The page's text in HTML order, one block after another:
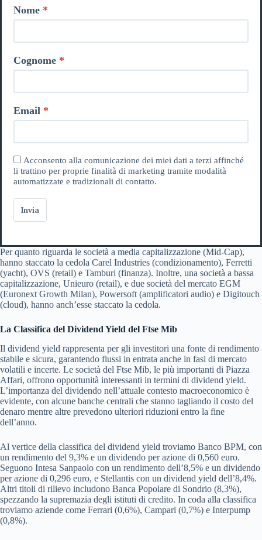
Nome
Cognome
Email
Acconsento alla comunicazione dei miei dati a terzi affinché
li trattino per proprie finalità di marketing tramite modalità
automatizzate e tradizionali di contatto.
Invia
Per quanto riguarda le società a media capitalizzazione (Mid-Cap),
hanno staccato la cedola Carel Industries (condizionamento), Ferretti
(yacht), OVS (retail) e Tamburi (finanza). Inoltre, una società a bassa
capitalizzazione, Unieuro (retail), e due società del mercato EGM
(Euronext Growth Milan), Powersoft (amplificatori audio) e Digitouch
(cloud), hanno anch’esse staccato la cedola.
La Classifica del Dividend Yield del Ftse Mib
Il dividend yield rappresenta per gli investitori una fonte di rendimento
stabile e sicura, garantendo flussi in entrata anche in fasi di mercato
volatili e incerte. Le società del Ftse Mib, le più importanti di Piazza
Affari, offrono opportunità interessanti in termini di dividend yield.
L’importanza del dividendo nell’attuale contesto macroeconomico è
evidente, con alcune banche centrali che stanno tagliando il costo del
denaro mentre altre prevedono ulteriori riduzioni entro la fine
dell’anno.
Al vertice della classifica del dividend yield troviamo Banco BPM, con
un rendimento del 9,3% e un dividendo per azione di 0,560 euro.
Seguono Intesa Sanpaolo con un rendimento dell’8,5% e un dividendo
per azione di 0,296 euro, e Stellantis con un dividend yield dell’8,4%.
Altri titoli di rilievo includono Banca Popolare di Sondrio (8,3%),
spezzando la supremazia degli istituti di credito. In coda alla classifica
troviamo aziende come Ferrari (0,6%), Campari (0,7%) e Interpump
(0,8%).